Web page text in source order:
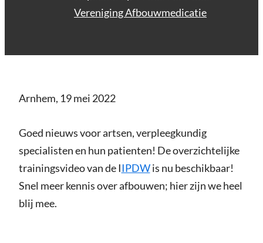
Vereniging Afbouwmedicatie
Arnhem, 19 mei 2022
Goed nieuws voor artsen, verpleegkundig
specialisten en hun patienten! De overzichtelijke
trainingsvideo van de IIPDWis nu beschikbaar!
Snel meer kennis over afbouwen; hier zijn we heel
blij mee.